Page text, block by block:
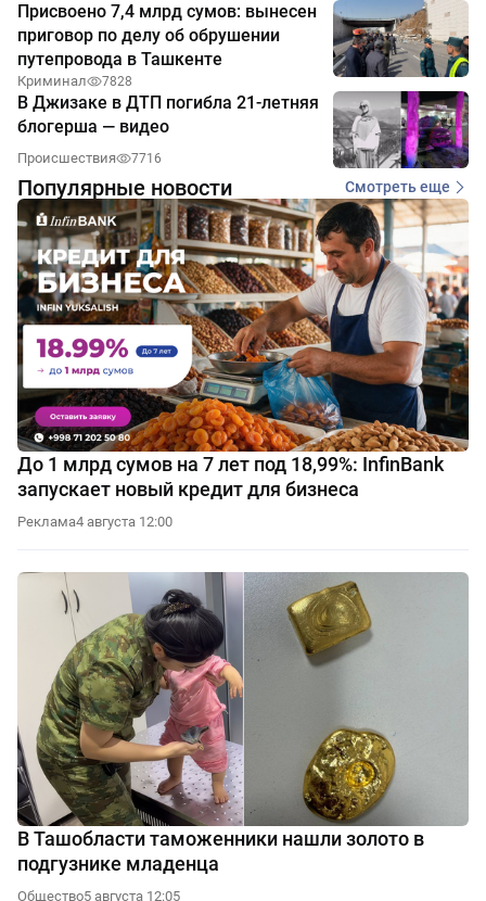
Присвоено 7,4 млрд сумов: вынесен
приговор по делу об обрушении
путепровода в Ташкенте
Криминал 7828
В Джизаке в ДТП погибла 21-летняя
блогерша — видео
Происшествия 7716
Популярные новости Смотреть еще
До 1 млрд сумов на 7 лет под 18,99%: InfinBank
запускает новый кредит для бизнеса
Реклама4 августа 12:00
В Ташобласти таможенники нашли золото в
подгузнике младенца
Общество5 августа 12:05